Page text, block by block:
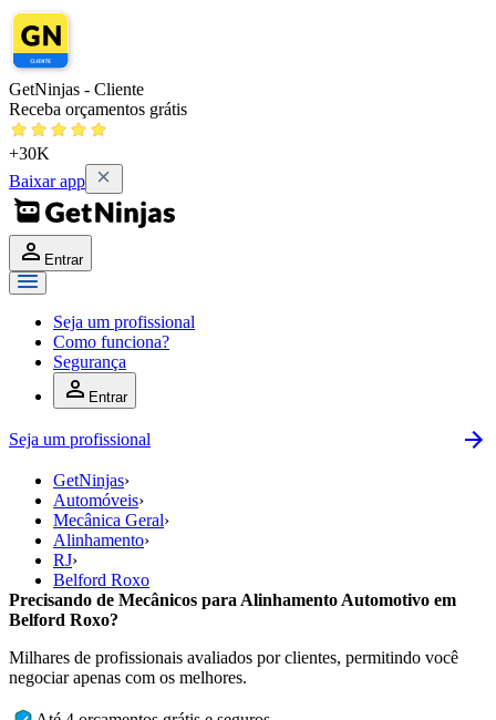
GetNinjas - Cliente
Receba orçamentos grátis
+30K
Baixar app
Entrar
Seja um profissional
Como funciona?
Segurança
Entrar
Seja um profissional
GetNinjas›
Automóveis›
Mecânica Geral›
Alinhamento›
RJ›
Belford Roxo
Precisando de Mecânicos para Alinhamento Automotivo em
Belford Roxo?
Milhares de profissionais avaliados por clientes, permitindo você
negociar apenas com os melhores.